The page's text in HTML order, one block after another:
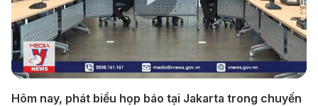
Play
Video
Hôm nay, phát biểu họp báo tại Jakarta trong chuyến